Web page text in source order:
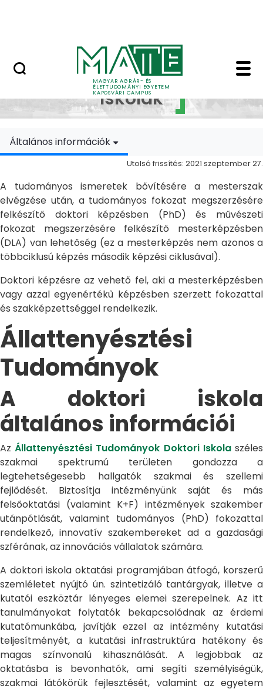
MAGYAR AGRÁR- ÉS
ÉLETTUDOMÁNYI EGYETEM
KAPOSVÁRI CAMPUS
Doktori Iskolák -
Doktori
Iskolák
Általános információk
Utolsó frissítés: 2021 szeptember 27.
A tudományos ismeretek bővítésére a mesterszak
elvégzése után, a tudományos fokozat megszerzésére
felkészítő doktori képzésben (PhD) és művészeti
fokozat megszerzésére felkészítő mesterképzésben
(DLA) van lehetőség (ez a mesterképzés nem azonos a
többciklusú képzés második képzési ciklusával).
Doktori képzésre az vehető fel, aki a mesterképzésben
vagy azzal egyenértékű képzésben szerzett fokozattal
és szakképzettséggel rendelkezik.
Állattenyésztési
Tudományok
A doktori iskola
általános információi
AzÁllattenyésztési Tudományok Doktori Iskolaszéles
szakmai spektrumú területen gondozza a
legtehetségesebb hallgatók szakmai és szellemi
fejlődését. Biztosítja intézményünk saját és más
felsőoktatási (valamint K+F) intézmények szakember
utánpótlását, valamint tudományos (PhD) fokozattal
rendelkező, innovatív szakembereket ad a gazdasági
szférának, az innovációs vállalatok számára.
A doktori iskola oktatási programjában átfogó, korszerű
szemléletet nyújtó ún. szintetizáló tantárgyak, illetve a
kutatói eszköztár lényeges elemei szerepelnek. Az itt
tanulmányokat folytatók bekapcsolódnak az érdemi
kutatómunkába, javítják ezzel az intézmény kutatási
teljesítményét, a kutatási infrastruktúra hatékony és
magas színvonalú kihasználását. A legjobbak az
oktatásba is bevonhatók, ami segíti személyiségük,
szakmai látókörük fejlesztését, valamint az egyetem